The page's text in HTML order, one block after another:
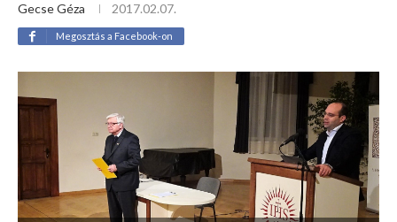
Gecse Géza 2017.02.07.
Megosztás a Facebook-on